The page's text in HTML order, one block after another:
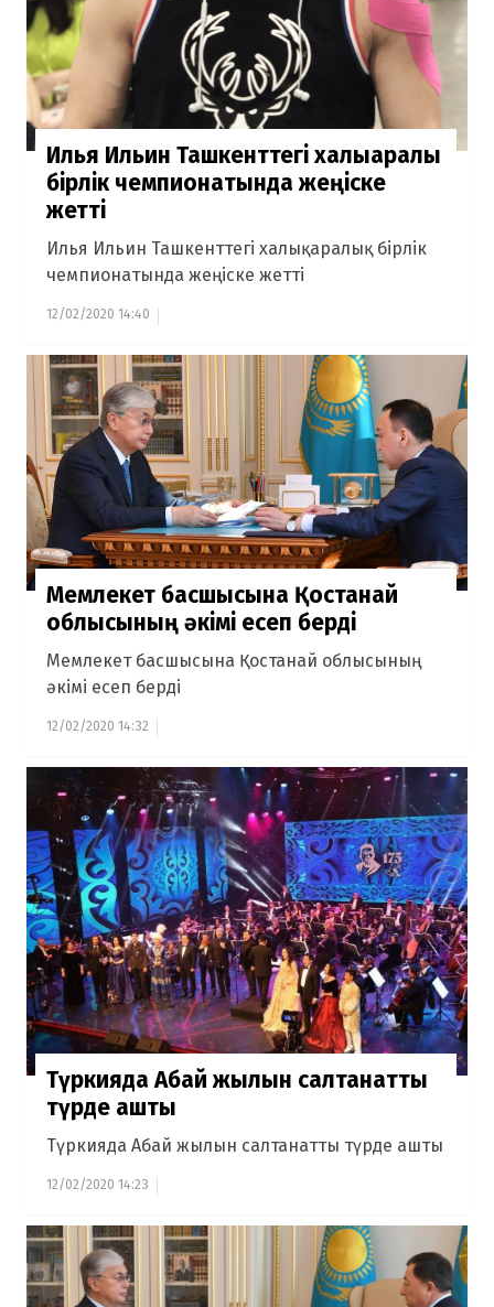
Илья Ильин Ташкенттегі халықаралық
бірлік чемпионатында жеңіске
жетті
Илья Ильин Ташкенттегі халықаралық бірлік
чемпионатында жеңіске жетті
12/02/2020 14:40
Мемлекет басшысына Қостанай
облысының әкімі есеп берді
Мемлекет басшысына Қостанай облысының
әкімі есеп берді
12/02/2020 14:32
Түркияда Абай жылын салтанатты
түрде ашты
Түркияда Абай жылын салтанатты түрде ашты
12/02/2020 14:23